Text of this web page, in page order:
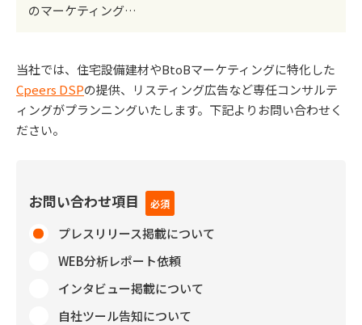
のマーケティング…
当社では、住宅設備建材やBtoBマーケティングに特化した
Cpeers DSPの提供、リスティング広告など専任コンサルテ
ィングがプランニングいたします。下記よりお問い合わせく
ださい。
お問い合わせ項目
プレスリリース掲載について
WEB分析レポート依頼
インタビュー掲載について
自社ツール告知について